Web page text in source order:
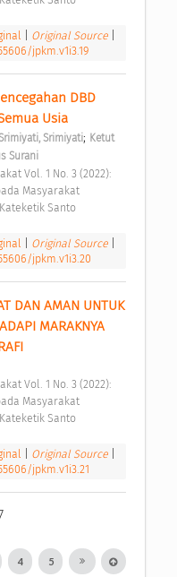
Original Source
jpkm.v1i3.19
DBD
Usia
Srimiyati; Ketut
Surani
Masyarakat
Santo
Original Source
jpkm.v1i3.20
DAN AMAN UNTUK
MARAKNYA
Masyarakat
Santo
Original Source
jpkm.v1i3.21
4 5